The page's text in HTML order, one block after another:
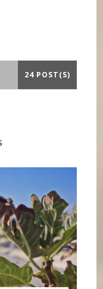
24 POST(S)